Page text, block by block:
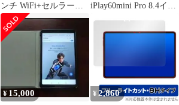
ンチ WiFi+セルラー対
応
iPlay60mini Pro 8.4イン
¥ 15,000 ¥ 2,860